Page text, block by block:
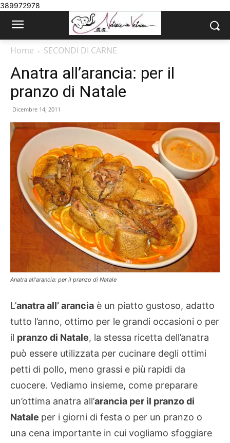
389972978
Home SECONDI DI CARNE
Anatra all’arancia: per il
pranzo di Natale
Dicembre 14, 2011
Anatra all'arancia: per il pranzo di Natale
L’anatra all’ arancia è un piatto gustoso, adatto
tutto l’anno, ottimo per le grandi occasioni o per
il pranzo di Natale, la stessa ricetta dell’anatra
può essere utilizzata per cucinare degli ottimi
petti di pollo, meno grassi e più rapidi da
cuocere. Vediamo insieme, come preparare
un’ottima anatra all’arancia per il pranzo di
Natale per i giorni di festa o per un pranzo o
una cena importante in cui vogliamo sfoggiare